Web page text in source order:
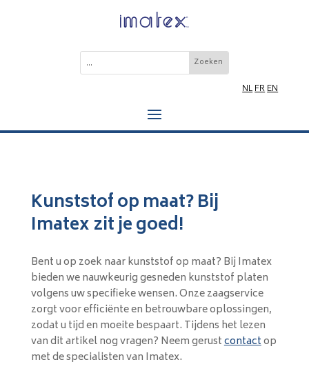
NLFREN
Kunststof op maat? Bij
Imatex zit je goed!
Bent u op zoek naar kunststof op maat? Bij Imatex
bieden we nauwkeurig gesneden kunststof platen
volgens uw specifieke wensen. Onze zaagservice
zorgt voor efficiënte en betrouwbare oplossingen,
zodat u tijd en moeite bespaart. Tijdens het lezen
van dit artikel nog vragen? Neem gerustcontactop
met de specialisten van Imatex.